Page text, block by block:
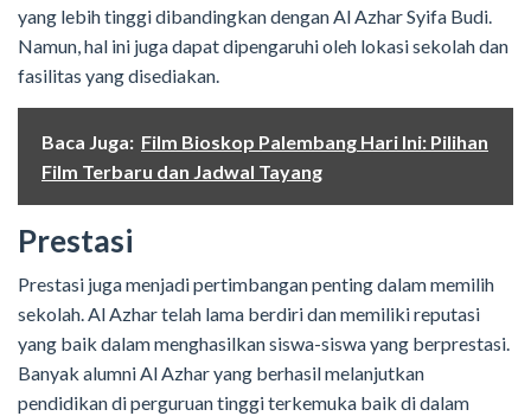
yang lebih tinggi dibandingkan dengan Al Azhar Syifa Budi.
Namun, hal ini juga dapat dipengaruhi oleh lokasi sekolah dan
fasilitas yang disediakan.
Baca Juga: Film Bioskop Palembang Hari Ini: Pilihan
Film Terbaru dan Jadwal Tayang
Prestasi
Prestasi juga menjadi pertimbangan penting dalam memilih
sekolah. Al Azhar telah lama berdiri dan memiliki reputasi
yang baik dalam menghasilkan siswa-siswa yang berprestasi.
Banyak alumni Al Azhar yang berhasil melanjutkan
pendidikan di perguruan tinggi terkemuka baik di dalam